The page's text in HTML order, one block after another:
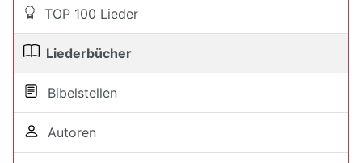
TOP 100 Lieder
Liederbücher
Bibelstellen
Autoren